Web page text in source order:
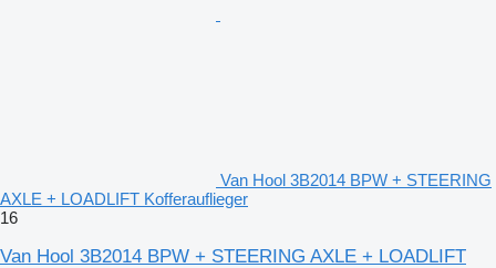
Van Hool 3B2014 BPW + STEERING
AXLE + LOADLIFT Kofferauflieger
16
Van Hool 3B2014 BPW + STEERING AXLE + LOADLIFT